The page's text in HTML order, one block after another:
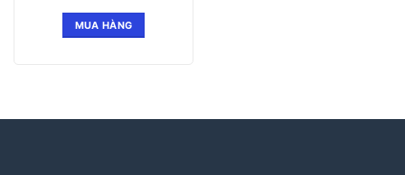
MUA HÀNG